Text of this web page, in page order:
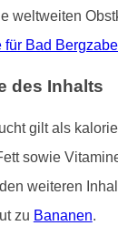
weltweiten
für Bad
des Inhalts
gilt als
sowie
weiteren
zu Bananen.